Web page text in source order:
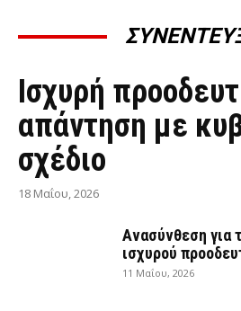
ΣΥΝΕΝΤΕΎΞΕΙΣ
Ισχυρή
απάντηση με
σχέδιο
18 Μαΐου, 2026
Ανασύνθεση για
ισχυρού
11 Μαΐου, 2026